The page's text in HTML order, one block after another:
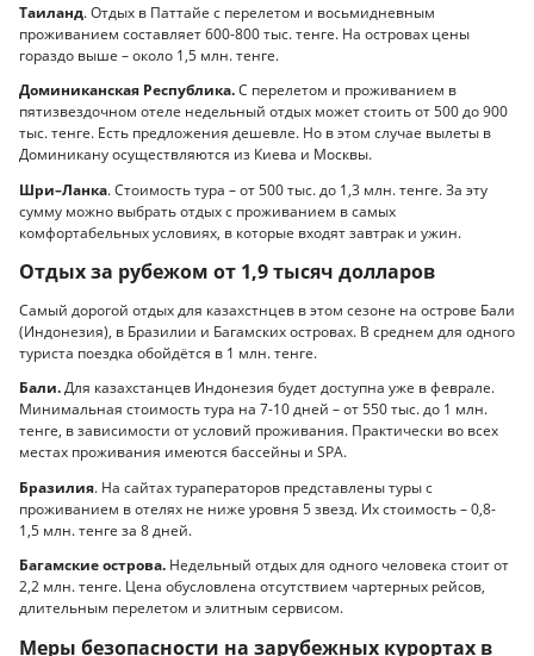
Таиланд. Отдых в Паттайе с перелетом и восьмидневным
проживанием составляет 600-800 тыс. тенге. На островах цены
гораздо выше – около 1,5 млн. тенге.
Доминиканская Республика.С перелетом и проживанием в
пятизвездочном отеле недельный отдых может стоить от 500 до 900
тыс. тенге. Есть предложения дешевле. Но в этом случае вылеты в
Доминикану осуществляются из Киева и Москвы.
Шри–Ланка. Стоимость тура – от 500 тыс. до 1,3 млн. тенге. За эту
сумму можно выбрать отдых с проживанием в самых
комфортабельных условиях, в которые входят завтрак и ужин.
Отдых за рубежом от 1,9 тысяч долларов
Самый дорогой отдых для казахстнцев в этом сезоне на острове Бали
(Индонезия), в Бразилии и Багамских островах. В среднем для одного
туриста поездка обойдётся в 1 млн. тенге.
Бали.Для казахстанцев Индонезия будет доступна уже в феврале.
Минимальная стоимость тура на 7-10 дней – от 550 тыс. до 1 млн.
тенге, в зависимости от условий проживания. Практически во всех
местах проживания имеются бассейны и SPA.
Бразилия. На сайтах тураператоров представлены туры с
проживанием в отелях не ниже уровня 5 звезд. Их стоимость – 0,8-
1,5 млн. тенге за 8 дней.
Багамские острова. Недельный отдых для одного человека стоит от
2,2 млн. тенге. Цена обусловлена отсутствием чартерных рейсов,
длительным перелетом и элитным сервисом.
Меры безопасности на зарубежных курортах в